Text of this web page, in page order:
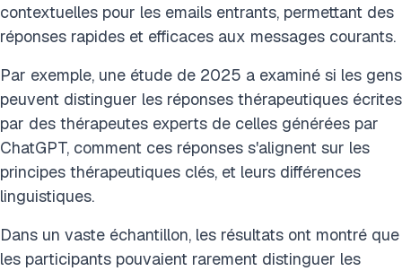
contextuelles pour les emails entrants, permettant des
réponses rapides et efficaces aux messages courants.
Par exemple, une étude de 2025 a examiné si les gens
peuvent distinguer les réponses thérapeutiques écrites
par des thérapeutes experts de celles générées par
ChatGPT, comment ces réponses s'alignent sur les
principes thérapeutiques clés, et leurs différences
linguistiques.
Dans un vaste échantillon, les résultats ont montré que
les participants pouvaient rarement distinguer les